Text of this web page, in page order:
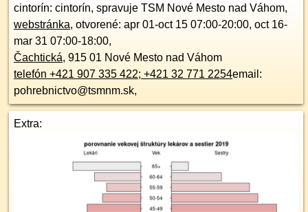
cintorín: cintorín, spravuje TSM Nové Mesto nad Váhom,
webstránka, otvorené: apr 01-oct 15 07:00-20:00, oct 16-
mar 31 07:00-18:00,
Čachtická, 915 01 Nové Mesto nad Váhom
telefón +421 907 335 422; +421 32 771 2254email:
pohrebnictvo@tsmnm.sk,
Extra: